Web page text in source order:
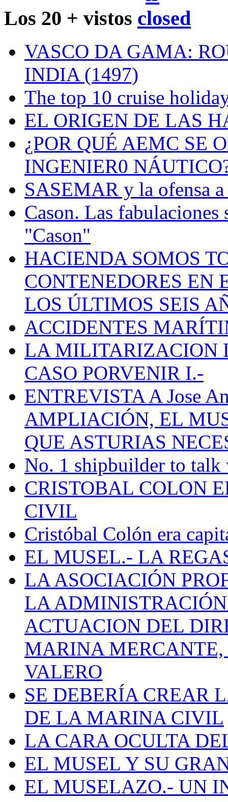
Los 20 + vistos
VASCO DA GAMA:
INDIA (1497)
The top 10 cruise
EL ORIGEN DE LAS
¿POR QUÉ AEMC SE
INGENIER0
SASEMAR y la ofensa a
Cason. Las fabulaciones
"Cason"
HACIENDA SOMOS
CONTENEDORES EN
LOS ÚLTIMOS SEIS
ACCIDENTES
LA MILITARIZACION
CASO PORVENIR I.-
ENTREVISTA A Jose
AMPLIACIÓN, EL
QUE ASTURIAS
No. 1 shipbuilder to talk
CRISTOBAL COLON
CIVIL
Cristóbal Colón era
EL MUSEL.- LA
LA ASOCIACIÓN
LA
ACTUACION DEL
MARINA
VALERO
SE DEBERÍA CREAR
DE LA MARINA CIVIL
LA CARA OCULTA
EL MUSEL Y SU
EL MUSELAZO.- UN